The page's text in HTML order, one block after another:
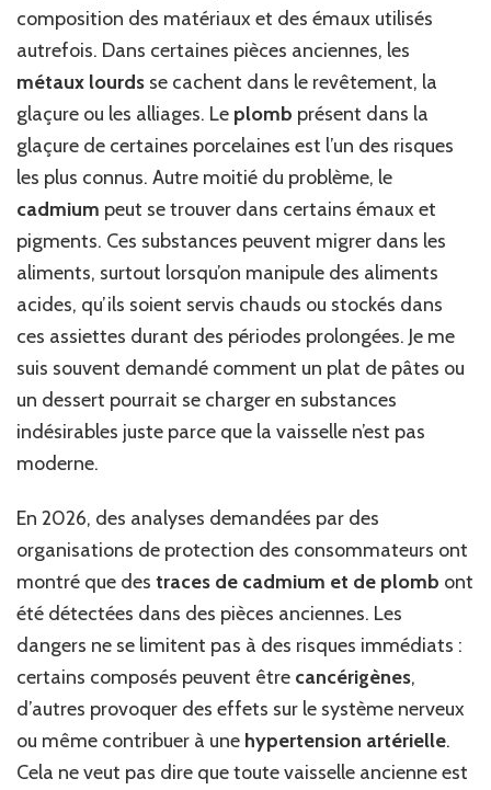
composition des matériaux et des émaux utilisés
autrefois. Dans certaines pièces anciennes, les
métaux lourds se cachent dans le revêtement, la
glaçure ou les alliages. Le plomb présent dans la
glaçure de certaines porcelaines est l’un des risques
les plus connus. Autre moitié du problème, le
cadmium peut se trouver dans certains émaux et
pigments. Ces substances peuvent migrer dans les
aliments, surtout lorsqu’on manipule des aliments
acides, qu’ils soient servis chauds ou stockés dans
ces assiettes durant des périodes prolongées. Je me
suis souvent demandé comment un plat de pâtes ou
un dessert pourrait se charger en substances
indésirables juste parce que la vaisselle n’est pas
moderne.
En 2026, des analyses demandées par des
organisations de protection des consommateurs ont
montré que des traces de cadmium et de plomb ont
été détectées dans des pièces anciennes. Les
dangers ne se limitent pas à des risques immédiats :
certains composés peuvent être cancérigènes,
d’autres provoquer des effets sur le système nerveux
ou même contribuer à une hypertension artérielle.
Cela ne veut pas dire que toute vaisselle ancienne est